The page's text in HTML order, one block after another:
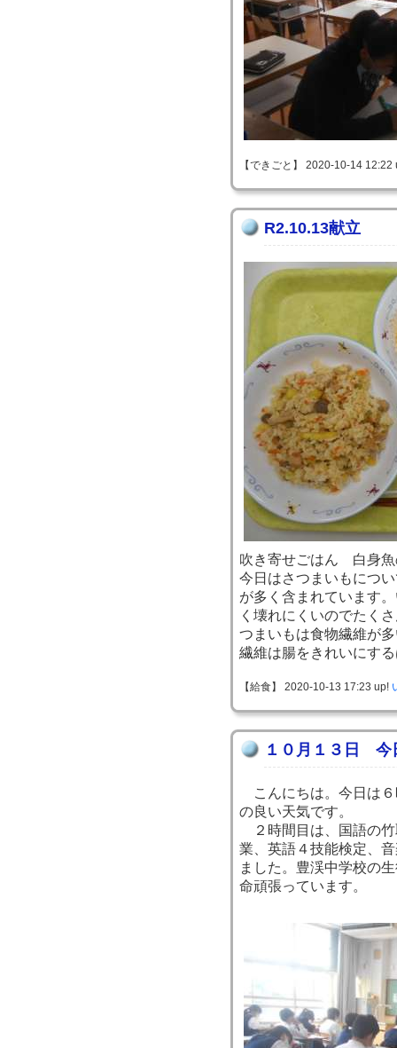
【できごと】 2020-10-14
R2.10.13献立
吹き寄せごはん 白身
今日はさつまいもにつ
が多く含まれています
く壊れにくいのでたく
つまいもは食物繊維が
繊維は腸をきれいにす
【給食】 2020-10-13 17:23 up!
１０月１３日 今
こんにちは。今日は６
の良い天気です。
２時間目は、国語の竹
業、英語４技能検定、
ました。豊渓中学校の
命頑張っています。